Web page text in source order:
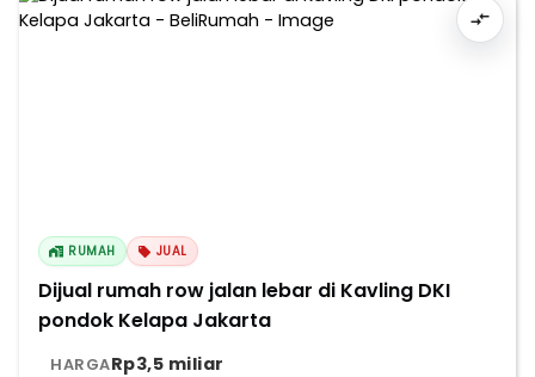
RUMAH JUAL
Dijual rumah row jalan lebar di Kavling DKI
pondok Kelapa Jakarta
HARGARp3,5 miliar